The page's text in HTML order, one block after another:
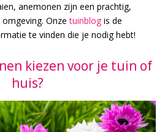
anemonen zijn een prachtig,
omgeving. Onzetuinblog is de
te vinden die je nodig hebt!
kiezen voor je tuin of
huis?